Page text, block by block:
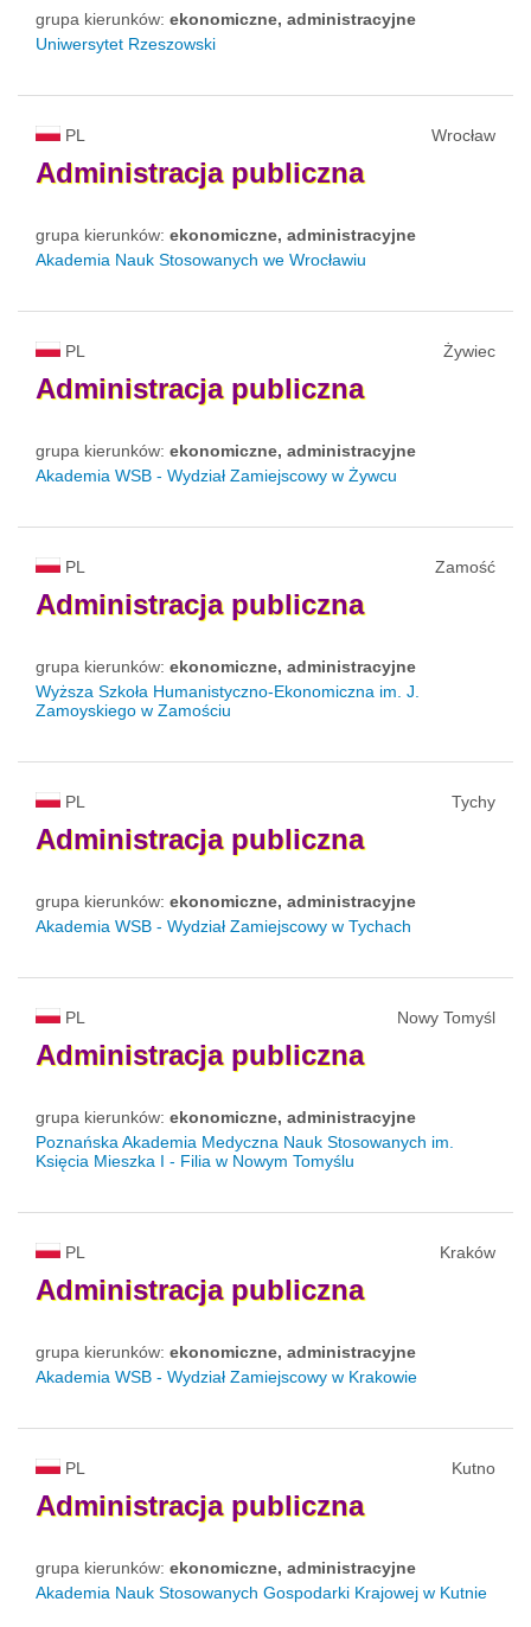
grupa kierunków: ekonomiczne, administracyjne
Uniwersytet Rzeszowski
PL Wrocław
Administracja publiczna
grupa kierunków: ekonomiczne, administracyjne
Akademia Nauk Stosowanych we Wrocławiu
PL Żywiec
Administracja publiczna
grupa kierunków: ekonomiczne, administracyjne
Akademia WSB - Wydział Zamiejscowy w Żywcu
PL Zamość
Administracja publiczna
grupa kierunków: ekonomiczne, administracyjne
Wyższa Szkoła Humanistyczno-Ekonomiczna im. J.
Zamoyskiego w Zamościu
PL Tychy
Administracja publiczna
grupa kierunków: ekonomiczne, administracyjne
Akademia WSB - Wydział Zamiejscowy w Tychach
PL Nowy Tomyśl
Administracja publiczna
grupa kierunków: ekonomiczne, administracyjne
Poznańska Akademia Medyczna Nauk Stosowanych im.
Księcia Mieszka I - Filia w Nowym Tomyślu
PL Kraków
Administracja publiczna
grupa kierunków: ekonomiczne, administracyjne
Akademia WSB - Wydział Zamiejscowy w Krakowie
PL Kutno
Administracja publiczna
grupa kierunków: ekonomiczne, administracyjne
Akademia Nauk Stosowanych Gospodarki Krajowej w Kutnie